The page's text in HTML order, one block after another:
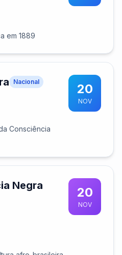
em 1889
Nacional
Consciência
20
NOV
Negra 20
NOV